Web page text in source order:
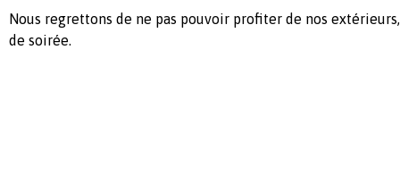
Nous regrettons de ne pas pouvoir profiter de nos
de soirée.